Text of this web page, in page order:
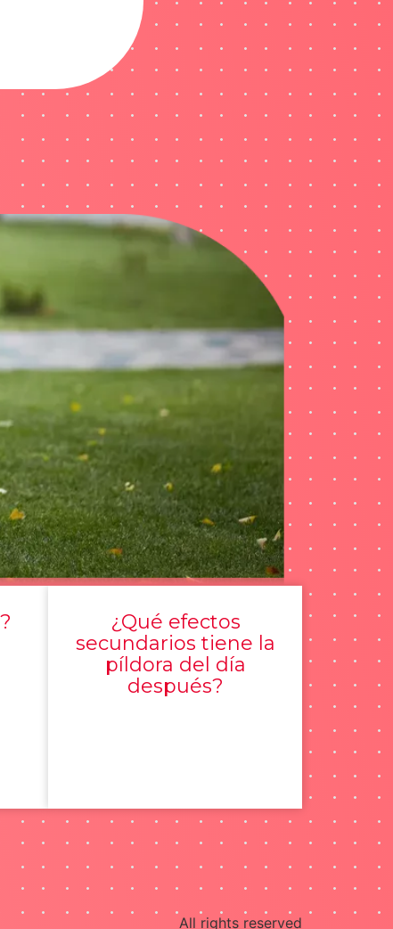
¿Qué efectos
secundarios tiene la
píldora del día
después?
All rights reserved